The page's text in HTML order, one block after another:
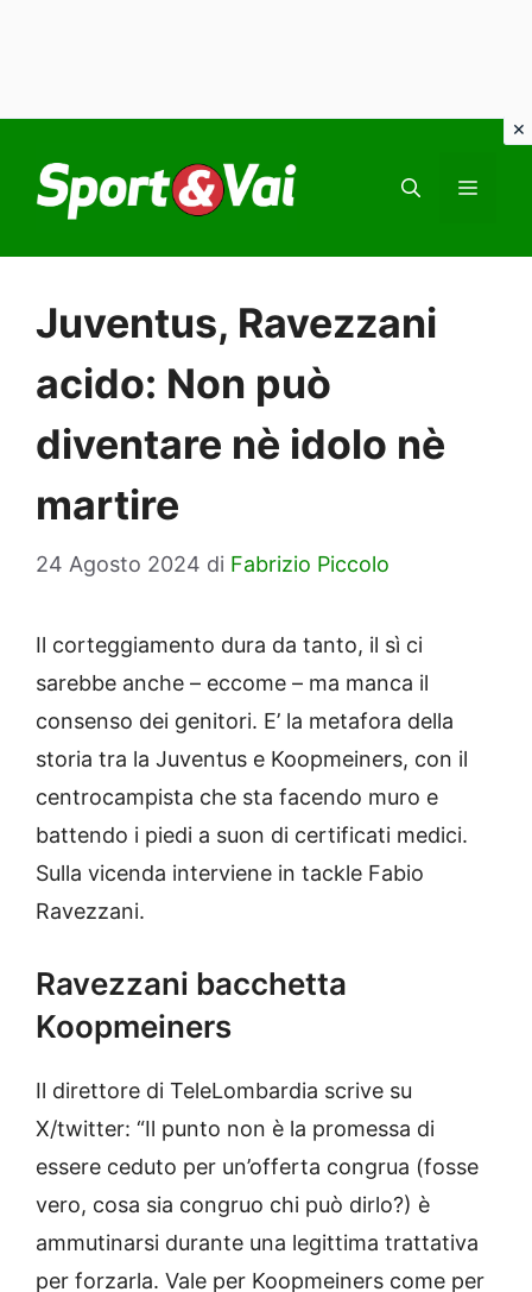
contenuto
Juventus, Ravezzani
acido: Non può
diventare nè idolo nè
martire
24 Agosto 2024 di Fabrizio Piccolo
Il corteggiamento dura da tanto, il sì ci
sarebbe anche – eccome – ma manca il
consenso dei genitori. E’ la metafora della
storia tra la Juventus e Koopmeiners, con il
centrocampista che sta facendo muro e
battendo i piedi a suon di certificati medici.
Sulla vicenda interviene in tackle Fabio
Ravezzani.
Ravezzani bacchetta
Koopmeiners
Il direttore di TeleLombardia scrive su
X/twitter: “Il punto non è la promessa di
essere ceduto per un’offerta congrua (fosse
vero, cosa sia congruo chi può dirlo?) è
ammutinarsi durante una legittima trattativa
per forzarla. Vale per Koopmeiners come per